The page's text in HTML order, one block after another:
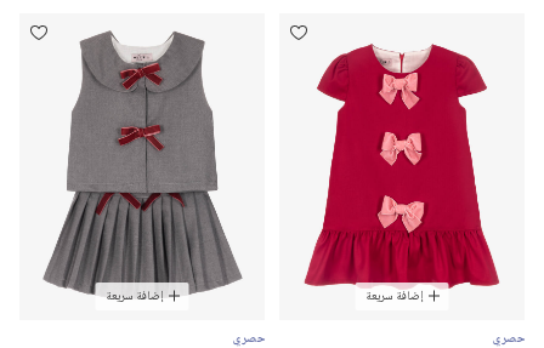
إضافة سريعة
حصري
إضافة سريعة
حصري